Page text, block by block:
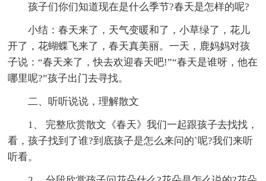
孩子们你们知道现在是什么季节?春天是怎样的呢?
小结：春天来了，天气变暖和了，小草绿了，花儿
开了，花蝴蝶飞来了，春天真美丽。一天，鹿妈妈对孩
子说：“春天来了，快去欢迎春天吧!”“春天是谁呀，他在
哪里呢?”孩子出门去寻找。
二、听听说说，理解散文
1、 完整欣赏散文《春天》我们一起跟孩子去找找，
看，孩子找到了谁?到底孩子是怎么来问的`呢?我们来听
听看。